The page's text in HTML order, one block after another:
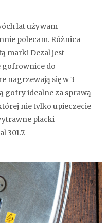
lat używam
polecam. Różnica
marki Dezal jest
gofrownice do
nagrzewają się w 3
gofry idealne za sprawą
nie tylko upieczecie
placki
301.7.